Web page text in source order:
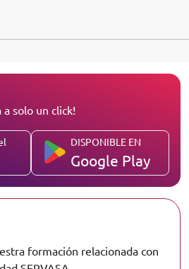
a solo un click!
DISPONIBLE EN
Google Play
formación relacionada con